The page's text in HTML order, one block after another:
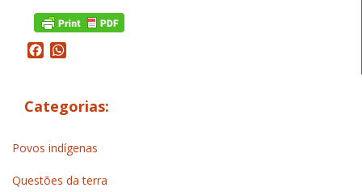
Facebook
Categorias:
Povos indígenas
Questões da terra